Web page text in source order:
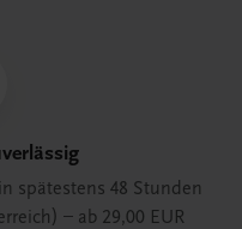
spätestens 48 Stunden
– ab 29,00 EUR